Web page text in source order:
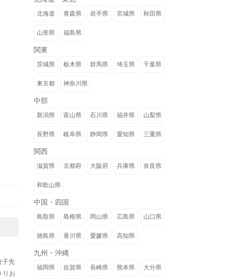
子先
りお
北海道 青森県 岩手県 宮城県 秋田県
山形県 福島県
関東
茨城県 栃木県 群馬県 埼玉県 千葉県
東京都 神奈川県
中部
新潟県 富山県 石川県 福井県 山梨県
長野県 岐阜県 静岡県 愛知県 三重県
関西
滋賀県 京都府 大阪府 兵庫県 奈良県
和歌山県
中国・四国
鳥取県 島根県 岡山県 広島県 山口県
徳島県 香川県 愛媛県 高知県
九州・沖縄
福岡県 佐賀県 長崎県 熊本県 大分県